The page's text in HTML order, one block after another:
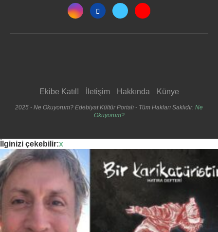
Ekibe Katıl! İletişim Hakkında Künye
2025 - Ne Okuyorum? Edebiyat Kültür Portalı - Tüm Hakları Saklıdır. Ne
Okuyorum?
İlginizi çekebilir:x